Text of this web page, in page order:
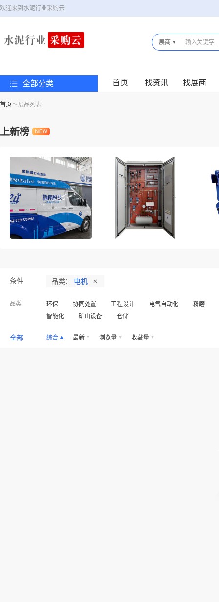
欢迎来到水泥行业采购云
展商
全部分类 首页 找资讯 找展商
首页 > 展品列表
上新榜
条件 品类： 电机
品类 环保 协同处置 工程设计 电气自动化
粉磨
智能化
矿山设备 仓储
全部 综合 最新 浏览量 收藏量